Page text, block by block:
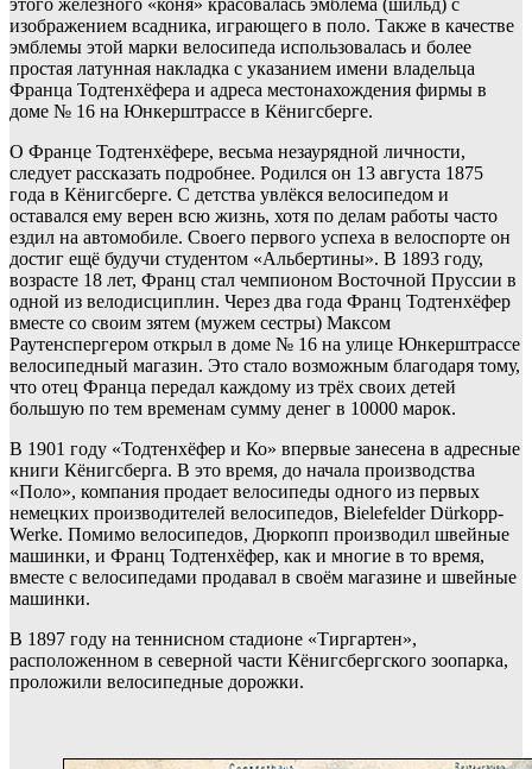
этого железного «коня» красовалась эмблема (шильд) с
изображением всадника, играющего в поло. Также в качестве
эмблемы этой марки велосипеда использовалась и более
простая латунная накладка с указанием имени владельца
Франца Тодтенхёфера и адреса местонахождения фирмы в
доме № 16 на Юнкерштрассе в Кёнигсберге.
О Франце Тодтенхёфере, весьма незаурядной личности,
следует рассказать подробнее. Родился он 13 августа 1875
года в Кёнигсберге. С детства увлёкся велосипедом и
оставался ему верен всю жизнь, хотя по делам работы часто
ездил на автомобиле. Своего первого успеха в велоспорте он
достиг ещё будучи студентом «Альбертины». В 1893 году,
возрасте 18 лет, Франц стал чемпионом Восточной Пруссии в
одной из велодисциплин. Через два года Франц Тодтенхёфер
вместе со своим зятем (мужем сестры) Максом
Раутенспергером открыл в доме № 16 на улице Юнкерштрассе
велосипедный магазин. Это стало возможным благодаря тому,
что отец Франца передал каждому из трёх своих детей
большую по тем временам сумму денег в 10000 марок.
В 1901 году «Тодтенхёфер и Ко» впервые занесена в адресные
книги Кёнигсберга. В это время, до начала производства
«Поло», компания продает велосипеды одного из первых
немецких производителей велосипедов, Bielefelder Dürkopp-
Werke. Помимо велосипедов, Дюркопп производил швейные
машинки, и Франц Тодтенхёфер, как и многие в то время,
вместе с велосипедами продавал в своём магазине и швейные
машинки.
В 1897 году на теннисном стадионе «Тиргартен»,
расположенном в северной части Кёнигсбергского зоопарка,
проложили велосипедные дорожки.